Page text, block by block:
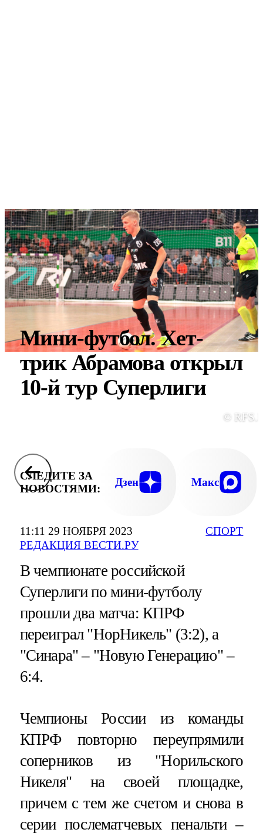
11:11 29 НОЯБРЯ 2023
РЕДАКЦИЯ ВЕСТИ.РУ
СПОРТ
Мини-футбол. Хет-
трик Абрамова открыл
10-й тур Суперлиги
©
СЛЕДИТЕ ЗА
НОВОСТЯМИ:
Дзен Макс
В чемпионате российской
Суперлиги по мини-футболу
прошли два матча: КПРФ
переиграл "НорНикель" (3:2), а
"Синара" – "Новую Генерацию" –
6:4.
Чемпионы России из команды
КПРФ повторно переупрямили
соперников из "Норильского
Никеля" на своей площадке,
причем с тем же счетом и снова в
серии послематчевых пенальти –